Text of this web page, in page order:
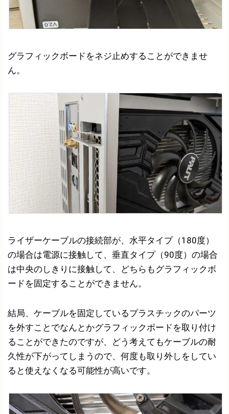
グラフィックボードをネジ止めすることができませ
ん。
ライザーケーブルの接続部が、水平タイプ（180度）
の場合は電源に接触して、垂直タイプ（90度）の場合
は中央のしきりに接触して、どちらもグラフィックボ
ードを固定することができません。
結局、ケーブルを固定しているプラスチックのパーツ
を外すことでなんとかグラフィックボードを取り付け
ることができたのですが、どう考えてもケーブルの耐
久性が下がってしまうので、何度も取り外しをしてい
ると使えなくなる可能性が高いです。